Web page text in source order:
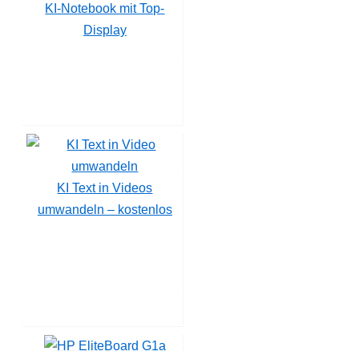
KI-Notebook mit Top-
Display
KI Text in Videos
umwandeln – kostenlos